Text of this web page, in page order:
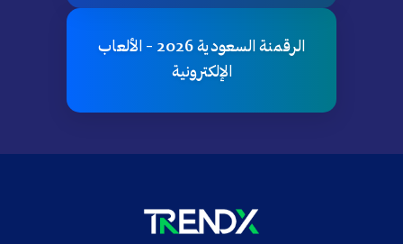
الرقمنة السعودية 2026 - الألعاب
الإلكترونية